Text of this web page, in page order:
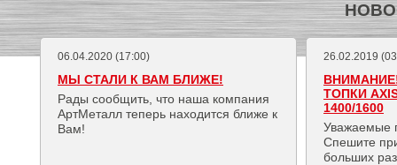
06.04.2020 (17:00)
МЫ СТАЛИ К ВАМ БЛИЖЕ!
Рады сообщить, что наша компания
АртМеталл теперь находится ближе к
Вам!
26.02.2019
ТОПКИ
1400/1600
Уважаемые
Спешите
больших